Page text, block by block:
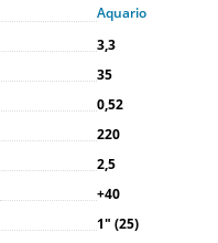
Aquario
3,3
35
0,52
220
2,5
+40
1ʺ (25)